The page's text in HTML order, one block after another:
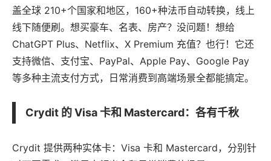
盖全球 210+个国家和地区，160+种法币自动转换，线上
线下随便刷。想买豪车、名表、房产？没问题！想给
ChatGPT Plus、Netflix、X Premium 充值？也行！它还
支持微信、支付宝、PayPal、Apple Pay、Google Pay
等多种主流支付方式，日常消费到高端场景全都能搞定。
Crydit 的 Visa 卡和 Mastercard：各有千秋
Crydit 提供两种实体卡：Visa 卡和 Mastercard，分别针